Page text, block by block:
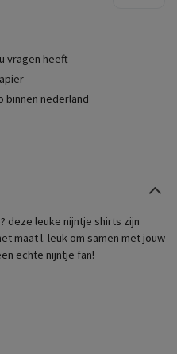
vragen heeft
binnen nederland
deze leuke nijntje shirts zijn
maat l. leuk om samen met jouw
echte nijntje fan!